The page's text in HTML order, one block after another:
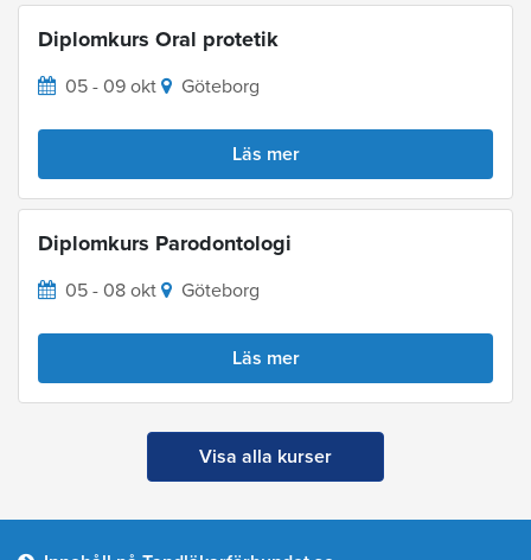
Diplomkurs Oral protetik
05 - 09 okt Göteborg
Läs mer
Diplomkurs Parodontologi
05 - 08 okt Göteborg
Läs mer
Visa alla kurser